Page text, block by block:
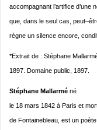
accompagnant l’artifice
que, dans le seul cas,
règne un silence encore,
*Extrait de : Stéphane
1897. Domaine public, 1897.
Stéphane Mallarmé né
le 18 mars 1842 à Paris et
de Fontainebleau, est un